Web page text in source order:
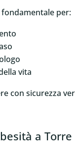
fondamentale per:
vita
con sicurezza
a